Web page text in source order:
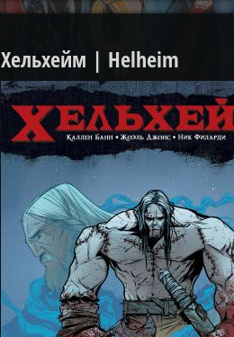
Хельхейм | Helheim